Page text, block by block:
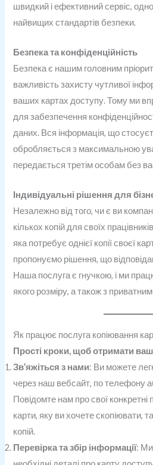
швидкий і ефективний сервіс,
найвищих стандартів безпеки.
Безпека та конфіденційність
Безпека є нашим головним
важливість захисту чутливої
ваших картах доступу. Тому ми
для забезпечення
даних. Вся інформація, що
обробляється з максимальною
передається третім особам без
Індивідуальні рішення для
Незалежно від того, чи є ви
кількох копій для своїх
яка потребує однієї копії своєї
пропонуємо рішення, що
Наша послуга є гнучкою, і ми
якого розміру, а також з
Як працює послуга копіювання
Прості кроки, щоб отримати
Зв’яжіться з нами: Ви можете
через наш вебсайт, по телефону
Повідомте нам про свої
карти, яку ви хочете скопіювати,
копій.
Перевірка та збір інформації: Ми